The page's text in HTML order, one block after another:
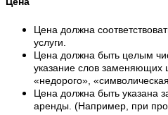
Цена должна
услуги.
Цена должна быть целым
указание слов заменяющих
«недорого»,
Цена должна быть указана
аренды. (Например, при